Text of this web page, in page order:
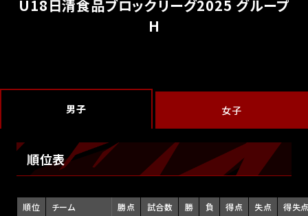
U18日清食品ブロックリーグ2025 グループ
H
男子 女子
順位表
順位 チーム 勝点 試合数 勝 負 得点 失点
得失